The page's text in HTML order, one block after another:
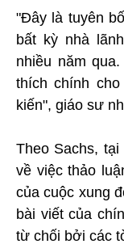
"Đây là tuyên
bất kỳ nhà
nhiều năm
thích chính
kiến", giáo sư
Theo Sachs,
về việc thảo
của cuộc xung
bài viết của
từ chối bởi các